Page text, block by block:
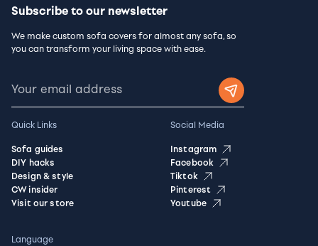
Subscribe to our newsletter
We make custom sofa covers for almost any sofa, so
you can transform your living space with ease.
Quick Links
Sofa guides
DIY hacks
Design & style
CW insider
Visit our store
Social Media
Instagram
Facebook
Tiktok
Pinterest
Youtube
Language